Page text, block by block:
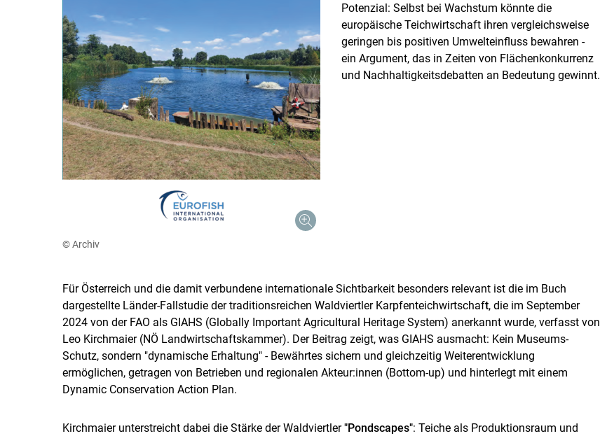
Skip to main content
© Archiv
Potenzial: Selbst bei Wachstum könnte die
europäische Teichwirtschaft ihren vergleichsweise
geringen bis positiven Umwelteinfluss bewahren -
ein Argument, das in Zeiten von Flächenkonkurrenz
und Nachhaltigkeitsdebatten an Bedeutung gewinnt.
Für Österreich und die damit verbundene internationale Sichtbarkeit besonders relevant ist die im Buch
dargestellte Länder-Fallstudie der traditionsreichen Waldviertler Karpfenteichwirtschaft, die im September
2024 von der FAO als GIAHS (Globally Important Agricultural Heritage System) anerkannt wurde, verfasst von
Leo Kirchmaier (NÖ Landwirtschaftskammer). Der Beitrag zeigt, was GIAHS ausmacht: Kein Museums-
Schutz, sondern "dynamische Erhaltung" - Bewährtes sichern und gleichzeitig Weiterentwicklung
ermöglichen, getragen von Betrieben und regionalen Akteur:innen (Bottom-up) und hinterlegt mit einem
Dynamic Conservation Action Plan.
Kirchmaier unterstreicht dabei die Stärke der Waldviertler"Pondscapes": Teiche als Produktionsraum und